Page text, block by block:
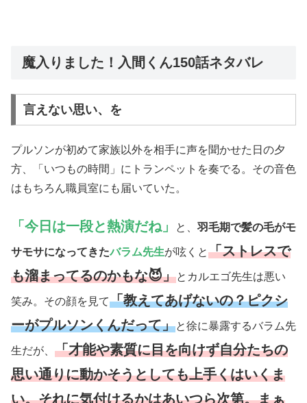
魔入りました！入間くん150話ネタバレ
言えない思い、を
プルソンが初めて家族以外を相手に声を聞かせた日の夕
方、「いつもの時間」にトランペットを奏でる。その音色
はもちろん職員室にも届いていた。
「今日は一段と熱演だね」 と、 羽毛期で髪の毛がモ
サモサになってきたバラム先生が呟くと「ストレスで
も溜まってるのかもな😈」とカルエゴ先生は悪い
笑み。その顔を見て「教えてあげないの？ピクシ
ーがプルソンくんだって」と徐に暴露するバラム先
生だが、 「才能や素質に目を向けず自分たちの
思い通りに動かそうとしても上手くはいくま
い。それに気付けるかはあいつら次第。まぁ